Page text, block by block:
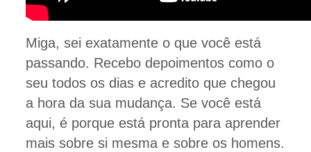
Miga, sei exatamente o que você está
passando. Recebo depoimentos como o
seu todos os dias e acredito que chegou
a hora da sua mudança. Se você está
aqui, é porque está pronta para aprender
mais sobre si mesma e sobre os homens.